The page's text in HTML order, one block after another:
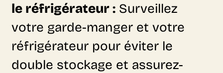
le réfrigérateur: Surveillez
votre garde-manger et votre
réfrigérateur pour éviter le
double stockage et assurez-